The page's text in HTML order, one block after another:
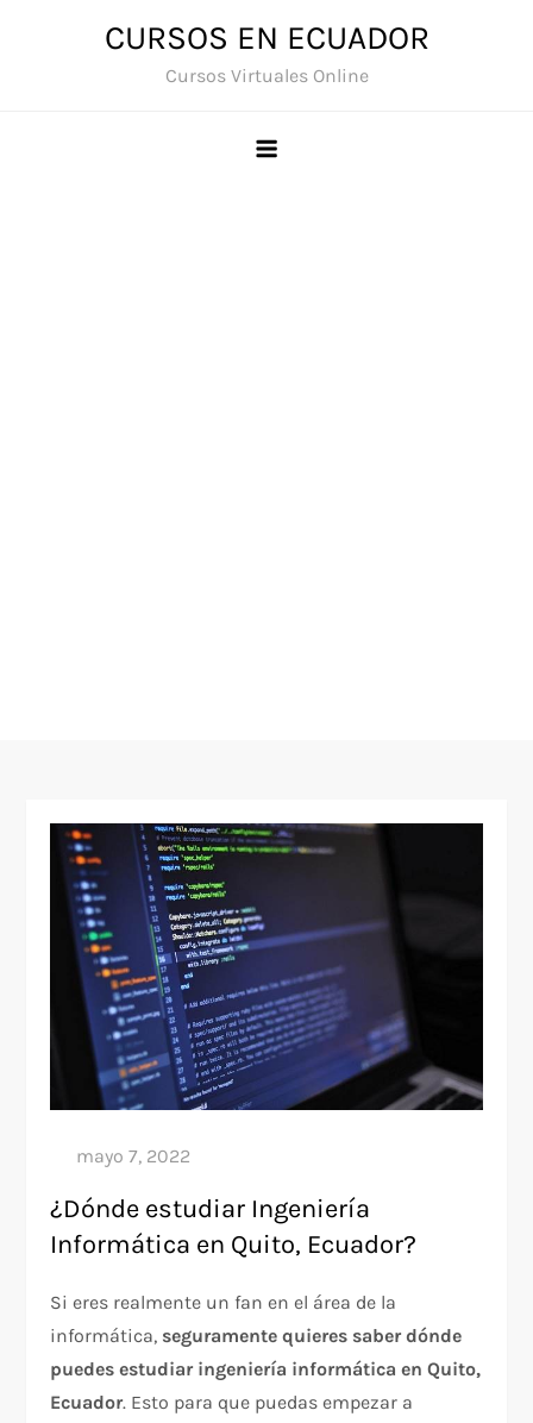
CURSOS EN ECUADOR
Cursos Virtuales Online
¿Dónde estudiar Ingeniería
Informática en Quito, Ecuador?
Si eres realmente un fan en el área de la
informática, seguramente quieres saber dónde
puedes estudiar ingeniería informática en Quito,
Ecuador. Esto para que puedas empezar a